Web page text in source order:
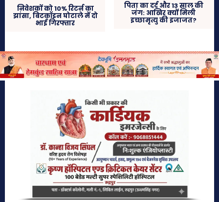
निवेशकों को 10% रिटर्न का
झांसा, बिटकॉइन घोटाले में दो
भाई गिरफ्तार
पिता का दर्द और 13 साल की
जंग: आखिर क्यों मिली
इच्छामृत्यु की इजाजत?